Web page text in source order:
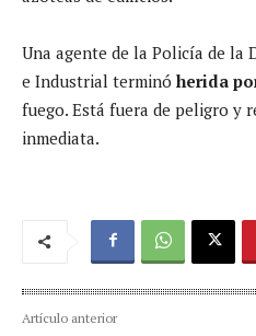
Una agente de la Policía de la
e Industrial terminó herida
fuego. Está fuera de peligro y
inmediata.
Artículo anterior